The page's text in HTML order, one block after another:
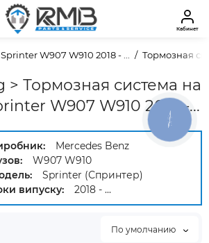
Кабинет
W907 W910 2018 - ... Тормозная
> Тормозная система на
W907 W910 2018 -...
Mercedes Benz
W907 W910
Sprinter (Спринтер)
випуску:
2018 - ...
По умолчанию
КНОПКА
ЗВ'ЯЗКУ